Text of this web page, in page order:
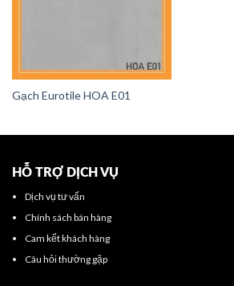
Gạch Eurotile HOA E01
HỖ TRỢ DỊCH VỤ
Dịch vụ tư vấn
Chính sách bán hàng
Cam kết khách hàng
Câu hỏi thường gặp